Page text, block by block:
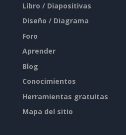
Libro / Diapositivas
Diseño / Diagrama
Foro
Aprender
Blog
Conocimientos
Herramientas gratuitas
Mapa del sitio